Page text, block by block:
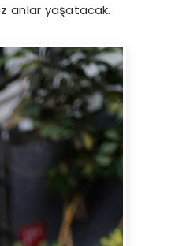
anlar yaşatacak.